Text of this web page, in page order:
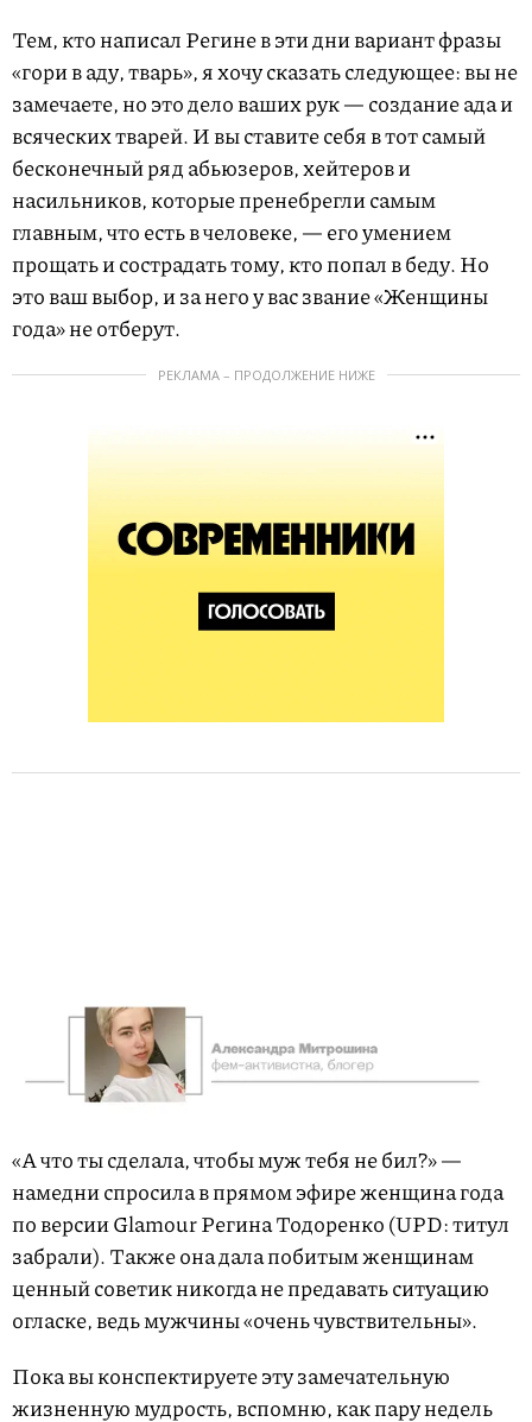
Тем, кто написал Регине в эти дни вариант фразы
«гори в аду, тварь», я хочу сказать следующее: вы не
замечаете, но это дело ваших рук — создание ада и
всяческих тварей. И вы ставите себя в тот самый
бесконечный ряд абьюзеров, хейтеров и
насильников, которые пренебрегли самым
главным, что есть в человеке, — его умением
прощать и сострадать тому, кто попал в беду. Но
это ваш выбор, и за него у вас звание «Женщины
года» не отберут.
РЕКЛАМА – ПРОДОЛЖЕНИЕ НИЖЕ
«А что ты сделала, чтобы муж тебя не бил?» —
намедни спросила в прямом эфире женщина года
по версии Glamour Регина Тодоренко (UPD: титул
забрали). Также она дала побитым женщинам
ценный советик никогда не предавать ситуацию
огласке, ведь мужчины «очень чувствительны».
Пока вы конспектируете эту замечательную
жизненную мудрость, вспомню, как пару недель